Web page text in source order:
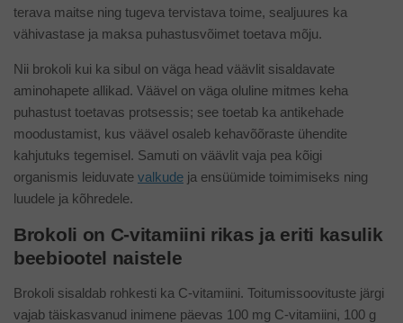
terava maitse ning tugeva tervistava toime, sealjuures ka
vähivastase ja maksa puhastusvõimet toetava mõju.
Nii brokoli kui ka sibul on väga head väävlit sisaldavate
aminohapete allikad. Väävel on väga oluline mitmes keha
puhastust toetavas protsessis; see toetab ka antikehade
moodustamist, kus väävel osaleb kehavõõraste ühendite
kahjutuks tegemisel. Samuti on väävlit vaja pea kõigi
organismis leiduvate valkude ja ensüümide toimimiseks ning
luudele ja kõhredele.
Brokoli on C-vitamiini rikas ja eriti kasulik
beebiootel naistele
Brokoli sisaldab rohkesti ka C-vitamiini. Toitumissoovituste järgi
vajab täiskasvanud inimene päevas 100 mg C-vitamiini, 100 g